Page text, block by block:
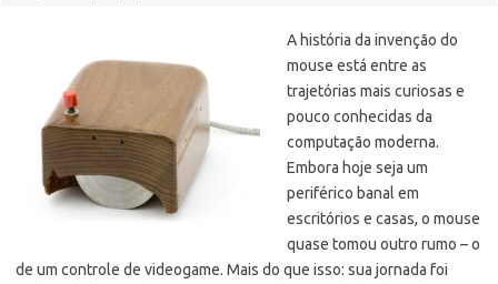
A história da invenção do
mouse está entre as
trajetórias mais curiosas e
pouco conhecidas da
computação moderna.
Embora hoje seja um
periférico banal em
escritórios e casas, o mouse
quase tomou outro rumo – o
de um controle de videogame. Mais do que isso: sua jornada foi